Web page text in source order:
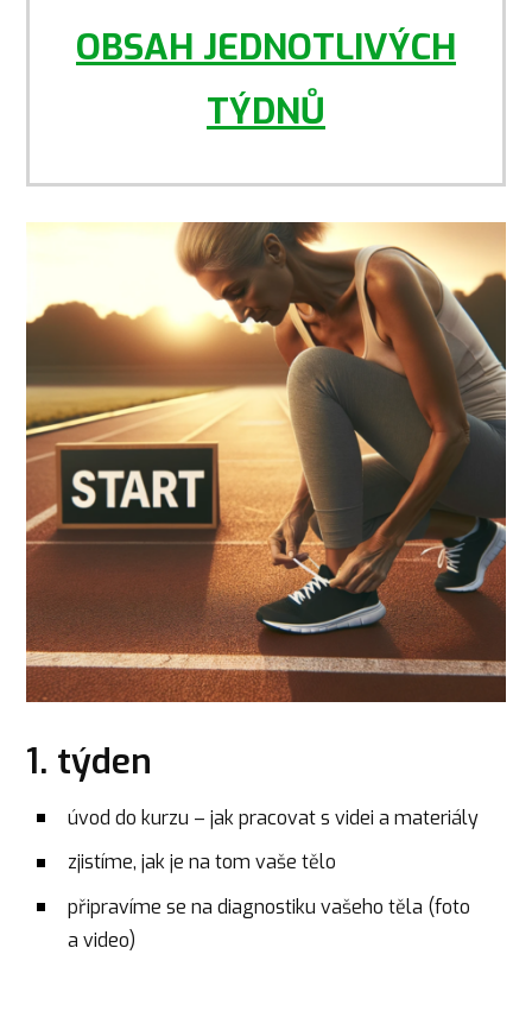
OBSAH JEDNOTLIVÝCH
TÝDNŮ
1. týden
úvod do kurzu – jak pracovat s videi a materiály
zjistíme, jak je na tom vaše tělo
připravíme se na diagnostiku vašeho těla (foto
a video)